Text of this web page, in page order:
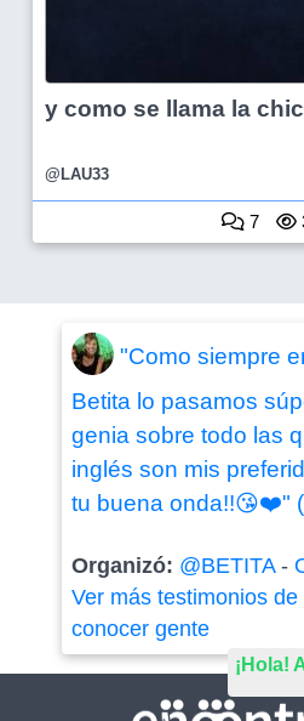
¡Hola!
y como se llama la
@LAU33
7
"Como siempre
Betita lo pasamos
genia sobre todo las
inglés son mis
tu buena onda!!😘❤️"
Organizó: @BETITA-
Ver más testimonios
conocer gente